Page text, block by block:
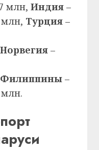
млн, Индия –
млн, Турция –
Норвегия –
Филиппины –
млн.